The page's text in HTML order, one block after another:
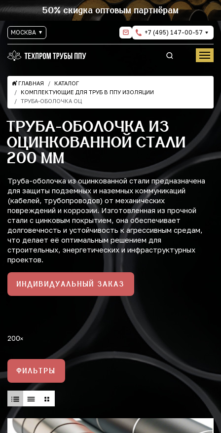
50% скидка оптовым партнёрам
МОСКВА +7 (495) 147-00-57
ГЛАВНАЯ
КАТАЛОГ
КОМПЛЕКТУЮЩИЕ ДЛЯ ТРУБ В ППУ ИЗОЛЯЦИИ
ТРУБА-ОБОЛОЧКА ОЦ
ТРУБА-ОБОЛОЧКА ИЗ
ОЦИНКОВАННОЙ СТАЛИ
200 ММ
Труба-оболочка из оцинкованной стали предназначена
для защиты подземных и наземных коммуникаций
(кабелей, трубопроводов) от механических
повреждений и коррозии. Изготовленная из прочной
стали с цинковым покрытием, она обеспечивает
долговечность и устойчивость к агрессивным средам,
что делает её оптимальным решением для
строительных, энергетических и инфраструктурных
проектов.
ИНДИВИДУАЛЬНЫЙ ЗАКАЗ
200
ФИЛЬТРЫ